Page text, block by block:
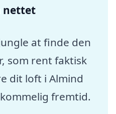
nettet
at finde den
som rent faktisk
dit loft i Almind
fremtid.